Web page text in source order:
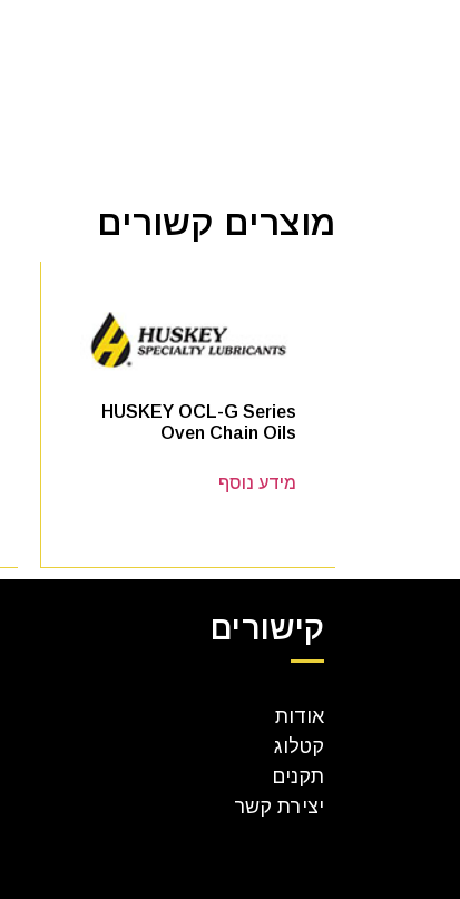
מוצרים קשורים
HUSKEY OCL-G Series
Oven Chain Oils
מידע נוסף
קישורים
אודות
קטלוג
תקנים
יצירת קשר